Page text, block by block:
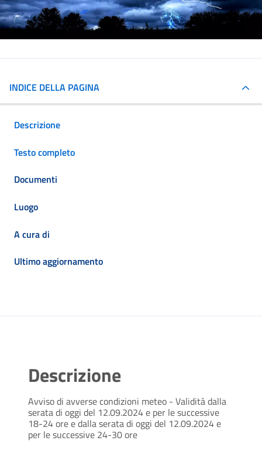
INDICE DELLA PAGINA
Descrizione
Testo completo
Documenti
Luogo
A cura di
Ultimo aggiornamento
Descrizione
Avviso di avverse condizioni meteo - Validità dalla
serata di oggi del 12.09.2024 e per le successive
18-24 ore e dalla serata di oggi del 12.09.2024 e
per le successive 24-30 ore